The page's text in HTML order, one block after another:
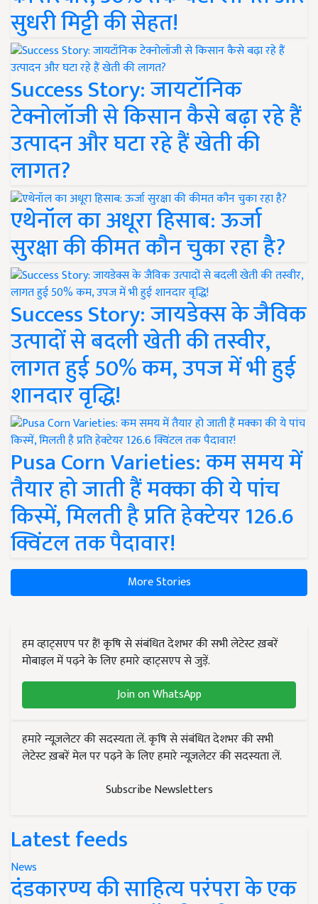
सुधरी मिट्टी की सेहत!
Success Story: जायटॉनिक
टेक्नोलॉजी से किसान कैसे बढ़ा रहे हैं
उत्पादन और घटा रहे हैं खेती की
लागत?
एथेनॉल का अधूरा हिसाब: ऊर्जा
सुरक्षा की कीमत कौन चुका रहा है?
Success Story: जायडेक्स के जैविक
उत्पादों से बदली खेती की तस्वीर,
लागत हुई 50% कम, उपज में भी हुई
शानदार वृद्धि!
Pusa Corn Varieties: कम समय में
तैयार हो जाती हैं मक्का की ये पांच
किस्में, मिलती है प्रति हेक्टेयर 126.6
क्विंटल तक पैदावार!
More Stories
हम व्हाट्सएप पर हैं! कृषि से संबंधित देशभर की सभी लेटेस्ट ख़बरें
मोबाइल में पढ़ने के लिए हमारे व्हाट्सएप से जुड़ें.
Join on WhatsApp
हमारे न्यूज़लेटर की सदस्यता लें. कृषि से संबंधित देशभर की सभी
लेटेस्ट ख़बरें मेल पर पढ़ने के लिए हमारे न्यूज़लेटर की सदस्यता लें.
Subscribe Newsletters
Latest feeds
News
दंडकारण्य की साहित्य परंपरा के एक